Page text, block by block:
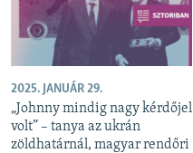
2025. JANUÁR 29.
„Johnny mindig nagy kérdőjel
volt” – tanya az ukrán
zöldhatárnál, magyar rendőri